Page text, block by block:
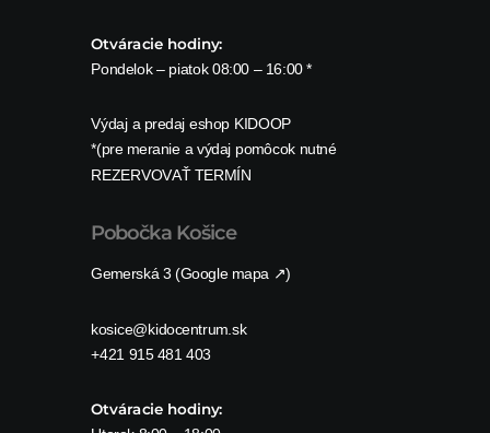
Otváracie hodiny:
Pondelok – piatok 08:00 – 16:00 *
Výdaj a predaj eshop KIDOOP
*(pre meranie a výdaj pomôcok nutné
REZERVOVAŤ TERMÍN
Pobočka Košice
Gemerská 3 (Google mapa ↗)
kosice@kidocentrum.sk
+421 915 481 403
Otváracie hodiny: